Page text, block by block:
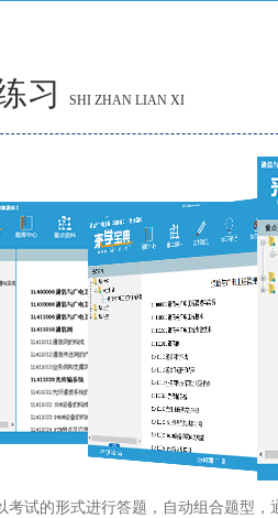
习 SHI ZHAN LIAN XI
考试的形式进行答题，自动组合题型